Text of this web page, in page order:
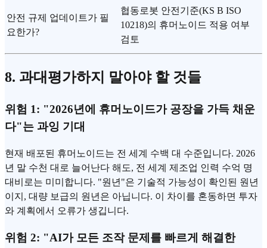
안전 규제 업데이트가 필
요한가?
협동로봇 안전기준(KS B ISO
10218)의 휴머노이드 적용 여부
검토
8. 과대평가하지 말아야 할 것들
위험 1: "2026년에 휴머노이드가 공장을 가득 채운
다"는 과잉 기대
현재 배포된 휴머노이드는 전 세계 수백 대 수준입니다. 2026
년 말 수천 대로 늘어난다 해도, 전 세계 제조업 인력 수억 명
대비로는 미미합니다. "원년"은 기술적 가능성이 확인된 원년
이지, 대량 보급의 원년은 아닙니다. 이 차이를 혼동하면 투자
와 계획에서 오류가 생깁니다.
위험 2: "AI가 모든 조작 문제를 빠르게 해결한